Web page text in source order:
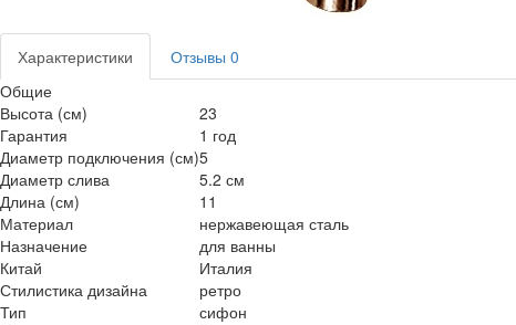
Характеристики Отзывы 0
Общие
Высота (см)
23
Гарантия
1 год
Диаметр подключения (см)5
Диаметр слива
5.2 см
Длина (см)
11
Материал
нержавеющая сталь
Назначение
для ванны
Китай
Италия
Стилистика дизайна
ретро
Тип
сифон